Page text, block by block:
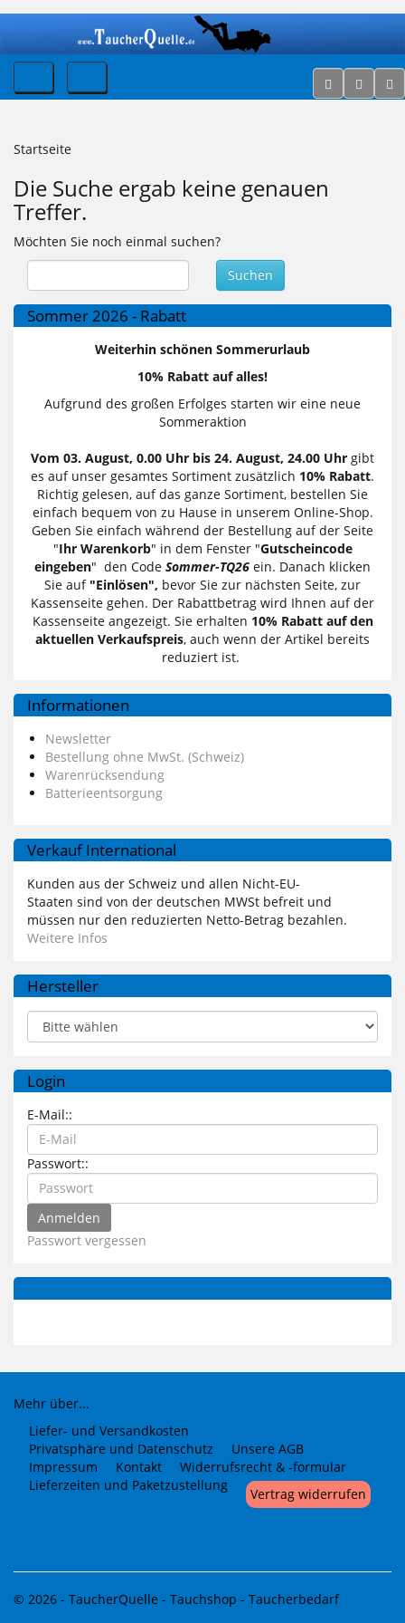
Startseite
Die Suche ergab keine genauen
Treffer.
Möchten Sie noch einmal suchen?
Suchen
Sommer 2026 - Rabatt
Weiterhin schönen Sommerurlaub
10% Rabatt auf alles!
Aufgrund des großen Erfolges starten wir eine neue
Sommeraktion
Vom 03. August, 0.00 Uhr bis 24. August, 24.00 Uhr gibt
es auf unser gesamtes Sortiment zusätzlich 10% Rabatt.
Richtig gelesen, auf das ganze Sortiment, bestellen Sie
einfach bequem von zu Hause in unserem Online-Shop.
Geben Sie einfach während der Bestellung auf der Seite
"Ihr Warenkorb" in dem Fenster "Gutscheincode
eingeben" den Code Sommer-TQ26 ein. Danach klicken
Sie auf "Einlösen", bevor Sie zur nächsten Seite, zur
Kassenseite gehen. Der Rabattbetrag wird Ihnen auf der
Kassenseite angezeigt. Sie erhalten 10% Rabatt auf den
aktuellen Verkaufspreis, auch wenn der Artikel bereits
reduziert ist.
Informationen
Newsletter
Bestellung ohne MwSt. (Schweiz)
Warenrücksendung
Batterieentsorgung
Verkauf International
Kunden aus der Schweiz und allen Nicht-EU-
Staaten sind von der deutschen MWSt befreit und
müssen nur den reduzierten Netto-Betrag bezahlen.
Weitere Infos
Hersteller
Login
E-Mail::
Passwort::
Passwort vergessen
Mehr über...
Liefer- und Versandkosten
Privatsphäre und Datenschutz
Unsere AGB
Impressum
Kontakt
Widerrufsrecht & -formular
Lieferzeiten und Paketzustellung
Vertrag widerrufen
© 2026 - TaucherQuelle - Tauchshop - Taucherbedarf